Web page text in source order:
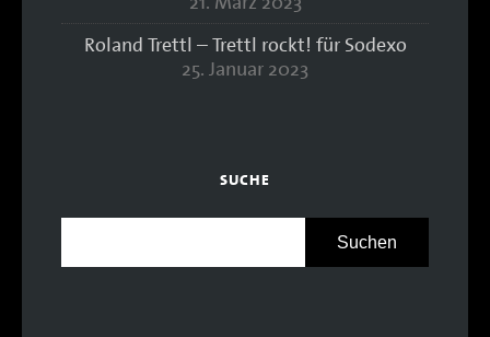
Roland Trettl – Trettl rockt! für Sodexo
25. Januar 2023
SUCHE